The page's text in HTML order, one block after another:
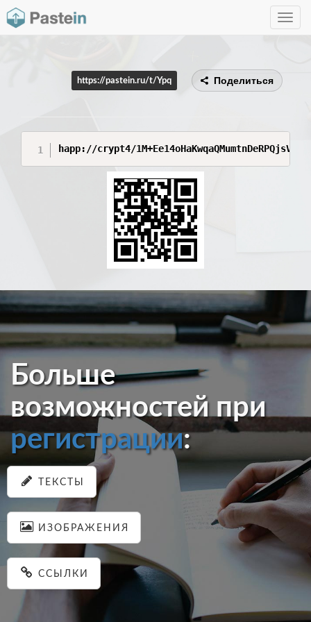
Toggle
https://pastein.ru/t/Ypq Поделиться
Больше
возможностей при
регистрации:
ТЕКСТЫ
ИЗОБРАЖЕНИЯ
ССЫЛКИ